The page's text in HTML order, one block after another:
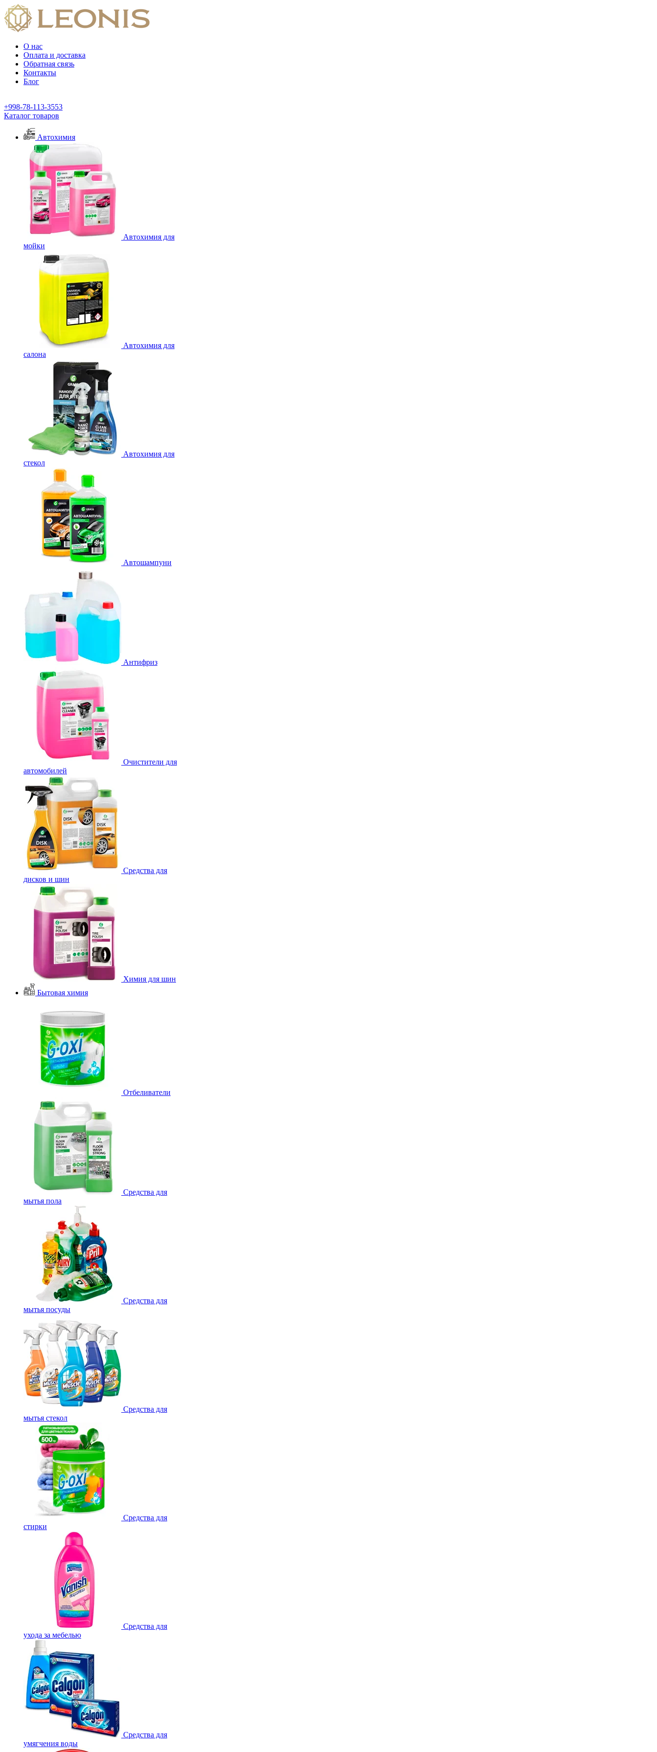
О нас
Оплата и доставка
Обратная связь
Контакты
Блог
+998-78-113-3553
Каталог товаров
Автохимия
Автохимия для
мойки
Автохимия для
салона
Автохимия для
стекол
Автошампуни
Антифриз
Очистители для
автомобилей
Средства для
дисков и шин
Химия для шин
Бытовая химия
Отбеливатели
Средства для
мытья пола
Средства для
мытья посуды
Средства для
мытья стекол
Средства для
стирки
Средства для
ухода за мебелью
Средства для
умягчения воды